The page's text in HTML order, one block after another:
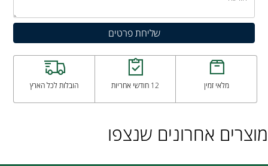
מלאי זמין 12 חודשי אחריות הובלות לכל הארץ
מוצרים אחרונים שנצפו